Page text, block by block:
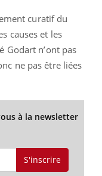
curatif du
causes et les
Godart n’ont pas
ne pas être liées
à la newsletter
S'inscrire